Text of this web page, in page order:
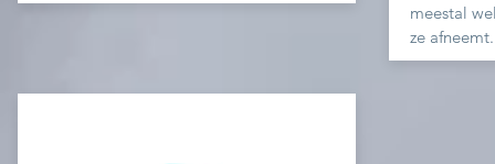
meestal
ze afneemt.